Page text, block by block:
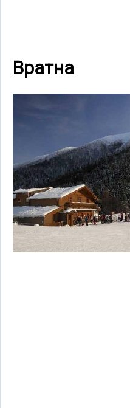
Вратна